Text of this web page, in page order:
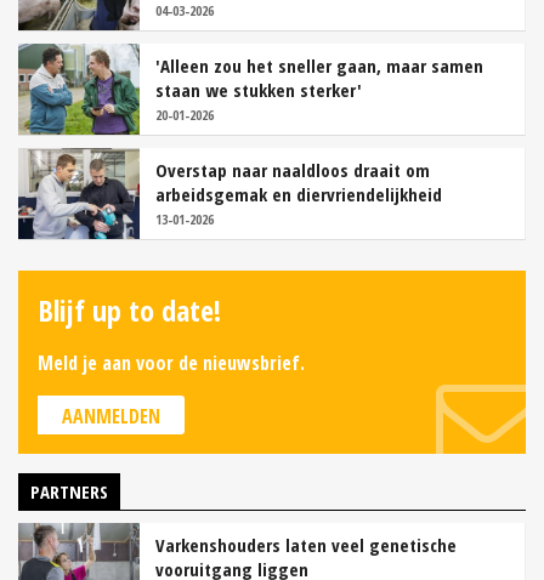
04-03-2026
'Alleen zou het sneller gaan, maar samen
staan we stukken sterker'
20-01-2026
Overstap naar naaldloos draait om
arbeidsgemak en diervriendelijkheid
13-01-2026
Blijf up to date!
Meld je aan voor de nieuwsbrief.
AANMELDEN
PARTNERS
Varkenshouders laten veel genetische
vooruitgang liggen